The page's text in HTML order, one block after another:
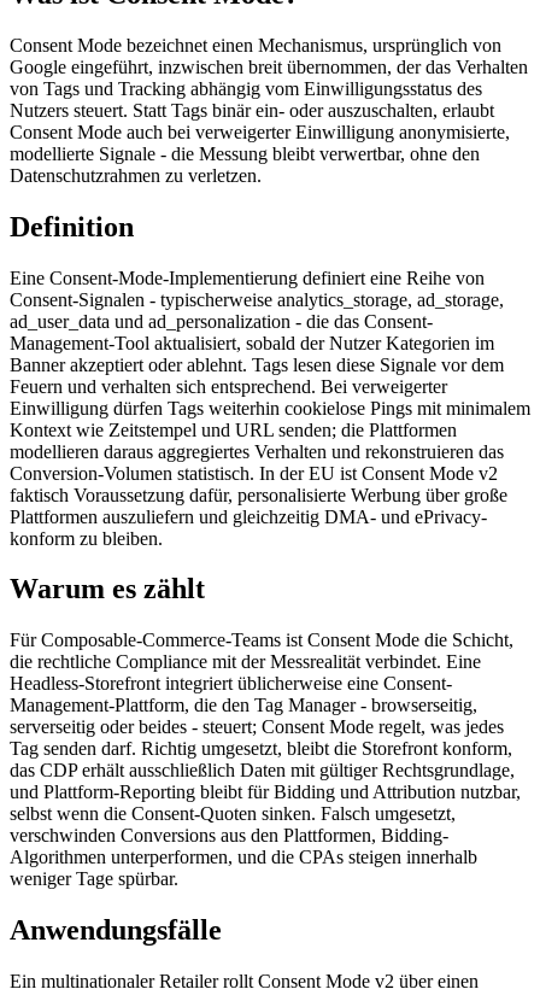
Consent Mode bezeichnet einen Mechanismus, ursprünglich von
Google eingeführt, inzwischen breit übernommen, der das Verhalten
von Tags und Tracking abhängig vom Einwilligungsstatus des
Nutzers steuert. Statt Tags binär ein- oder auszuschalten, erlaubt
Consent Mode auch bei verweigerter Einwilligung anonymisierte,
modellierte Signale - die Messung bleibt verwertbar, ohne den
Datenschutzrahmen zu verletzen.
Definition
Eine Consent-Mode-Implementierung definiert eine Reihe von
Consent-Signalen - typischerweise analytics_storage, ad_storage,
ad_user_data und ad_personalization - die das Consent-
Management-Tool aktualisiert, sobald der Nutzer Kategorien im
Banner akzeptiert oder ablehnt. Tags lesen diese Signale vor dem
Feuern und verhalten sich entsprechend. Bei verweigerter
Einwilligung dürfen Tags weiterhin cookielose Pings mit minimalem
Kontext wie Zeitstempel und URL senden; die Plattformen
modellieren daraus aggregiertes Verhalten und rekonstruieren das
Conversion-Volumen statistisch. In der EU ist Consent Mode v2
faktisch Voraussetzung dafür, personalisierte Werbung über große
Plattformen auszuliefern und gleichzeitig DMA- und ePrivacy-
konform zu bleiben.
Warum es zählt
Für Composable-Commerce-Teams ist Consent Mode die Schicht,
die rechtliche Compliance mit der Messrealität verbindet. Eine
Headless-Storefront integriert üblicherweise eine Consent-
Management-Plattform, die den Tag Manager - browserseitig,
serverseitig oder beides - steuert; Consent Mode regelt, was jedes
Tag senden darf. Richtig umgesetzt, bleibt die Storefront konform,
das CDP erhält ausschließlich Daten mit gültiger Rechtsgrundlage,
und Plattform-Reporting bleibt für Bidding und Attribution nutzbar,
selbst wenn die Consent-Quoten sinken. Falsch umgesetzt,
verschwinden Conversions aus den Plattformen, Bidding-
Algorithmen unterperformen, und die CPAs steigen innerhalb
weniger Tage spürbar.
Anwendungsfälle
Ein multinationaler Retailer rollt Consent Mode v2 über einen